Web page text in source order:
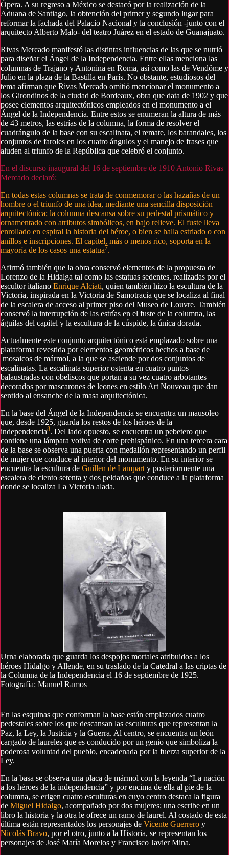
Ópera. A su regreso a México se destacó por la realización de la
Aduana de Santiago, la obtención del primer y segundo lugar para
reformar la fachada del Palacio Nacional y la conclusión -junto con el
arquitecto Alberto Malo- del teatro Juárez en el estado de Guanajuato.
Rivas Mercado manifestó las distintas influencias de las que se nutrió
para diseñar el Ángel de la Independencia. Entre ellas menciona las
columnas de Trajano y Antonina en Roma, así como las de Vendôme y
Julio en la plaza de la Bastilla en París. No obstante, estudiosos del
tema afirman que Rivas Mercado omitió mencionar el monumento a
los Girondinos de la ciudad de Bordeaux, obra que data de 1902 y que
posee elementos arquitectónicos empleados en el monumento a el
Ángel de la Independencia. Entre estos se enumeran la altura de más
de 43 metros, las estrías de la columna, la forma de resolver el
cuadrángulo de la base con su escalinata, el remate, los barandales, los
conjuntos de faroles en los cuatro ángulos y el manejo de frases que
aluden al triunfo de la República que celebró el conjunto.
En el discurso inaugural del 16 de septiembre de 1910 Antonio Rivas
Mercado declaró:
En todas estas columnas se trata de conmemorar o las hazañas de un
hombre o el triunfo de una idea, mediante una sencilla disposición
arquitectónica; la columna descansa sobre su pedestal prismático y
ornamentado con atributos simbólicos, en bajo relieve. El fuste lleva
enrollado en espiral la historia del héroe, o bien se halla estriado o con
anillos e inscripciones. El capitel, más o menos rico, soporta en la
mayoría de los casos una estatua7.
Afirmó también que la obra conservó elementos de la propuesta de
Lorenzo de la Hidalga tal como las estatuas sedentes, realizadas por el
escultor italiano Enrique Alciati, quien también hizo la escultura de la
Victoria, inspirada en la Victoria de Samotracia que se localiza al final
de la escalera de acceso al primer piso del Museo de Louvre. También
conservó la interrupción de las estrías en el fuste de la columna, las
águilas del capitel y la escultura de la cúspide, la única dorada.
Actualmente este conjunto arquitectónico está emplazado sobre una
plataforma revestida por elementos geométricos hechos a base de
mosaicos de mármol, a la que se asciende por dos conjuntos de
escalinatas. La escalinata superior ostenta en cuatro puntos
balaustradas con obeliscos que portan a su vez cuatro arbotantes
decorados por mascarones de leones en estilo Art Nouveau que dan
sentido al ensanche de la masa arquitectónica.
En la base del Ángel de la Independencia se encuentra un mausoleo
que, desde 1925, guarda los restos de los héroes de la
independencia8. Del lado opuesto, se encuentra un pebetero que
contiene una lámpara votiva de corte prehispánico. En una tercera cara
de la base se observa una puerta con medallón representando un perfil
de mujer que conduce al interior del monumento. En su interior se
encuentra la escultura de Guillen de Lampart y posteriormente una
escalera de ciento setenta y dos peldaños que conduce a la plataforma
donde se localiza La Victoria alada.
Urna elaborada que guarda los despojos mortales atribuidos a los
héroes Hidalgo y Allende, en su traslado de la Catedral a las criptas de
la Columna de la Independencia el 16 de septiembre de 1925.
Fotografía: Manuel Ramos
En las esquinas que conforman la base están emplazados cuatro
pedestales sobre los que descansan las esculturas que representan la
Paz, la Ley, la Justicia y la Guerra. Al centro, se encuentra un león
cargado de laureles que es conducido por un genio que simboliza la
poderosa voluntad del pueblo, encadenada por la fuerza superior de la
Ley.
En la basa se observa una placa de mármol con la leyenda “La nación
a los héroes de la independencia” y por encima de ella al pie de la
columna, se erigen cuatro esculturas en cuyo centro destaca la figura
de Miguel Hidalgo, acompañado por dos mujeres; una escribe en un
libro la historia y la otra le ofrece un ramo de laurel. Al costado de esta
última están representados los personajes de Vicente Guerrero y
Nicolás Bravo, por el otro, junto a la Historia, se representan los
personajes de José María Morelos y Francisco Javier Mina.